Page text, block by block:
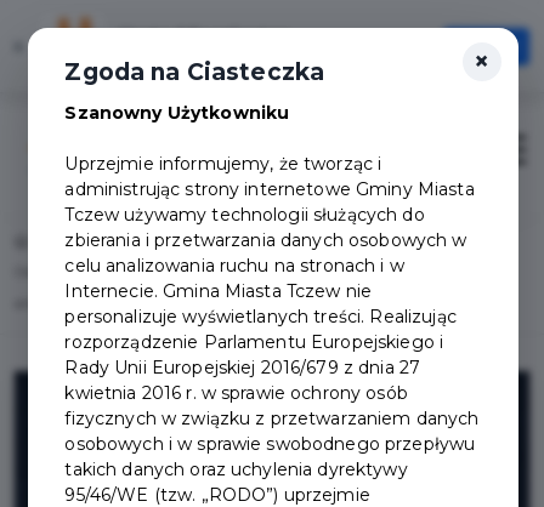
Szybciej, wygodniej, zawsze pod ręką
Otwórz
Home
Lista aktualności
Oscar Nominated Shorts – nominowane do Oscara krótkometrażowe filmy
×
Zgoda na Ciasteczka
Szanowny Użytkowniku
Uprzejmie informujemy, że tworząc i
administrując strony internetowe Gminy Miasta
Tczew używamy technologii służących do
zbierania i przetwarzania danych osobowych w
celu analizowania ruchu na stronach i w
Internecie. Gmina Miasta Tczew nie
personalizuje wyświetlanych treści. Realizując
rozporządzenie Parlamentu Europejskiego i
Rady Unii Europejskiej 2016/679 z dnia 27
kwietnia 2016 r. w sprawie ochrony osób
fizycznych w związku z przetwarzaniem danych
osobowych i w sprawie swobodnego przepływu
takich danych oraz uchylenia dyrektywy
95/46/WE (tzw. „RODO”) uprzejmie